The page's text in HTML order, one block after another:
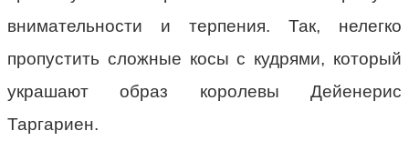
внимательности и терпения. Так, нелегко
пропустить сложные косы с кудрями, который
украшают образ королевы Дейенерис
Таргариен.